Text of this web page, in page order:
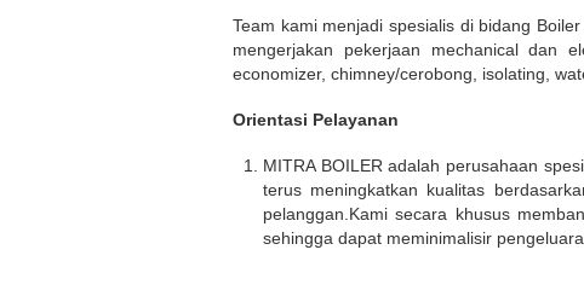
Team kami menjadi spesialis di bidang
mengerjakan pekerjaan mechanical dan
economizer, chimney/cerobong, isolating,
Orientasi Pelayanan
MITRA BOILER adalah perusahaan
terus meningkatkan kualitas
pelanggan.Kami secara khusus
sehingga dapat meminimalisir